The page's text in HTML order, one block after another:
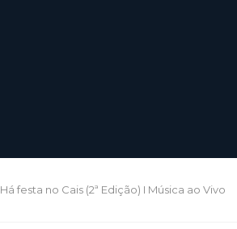
Há festa no Cais (2ª Edição) I Música ao Vivo